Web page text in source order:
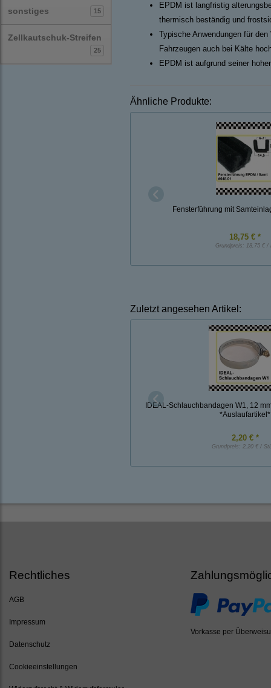
sonstiges 15
Zellkautschuk-Streifen
25
EPDM ist langfristig
thermisch beständig und
Typische Anwendungen für
Fahrzeugen auch bei Kälte
EPDM ist aufgrund seiner
Ähnliche Produkte:
Fensterführung mit
18,75 € *
Grundpreis: 18,75 € /
Zuletzt angesehen Artikel:
IDEAL-Schlauchbandagen W1, 12
*Auslaufartikel*
2,20 € *
Grundpreis: 2,20 € /
Rechtliches
AGB
Impressum
Datenschutz
Cookieeinstellungen
Vorkasse per